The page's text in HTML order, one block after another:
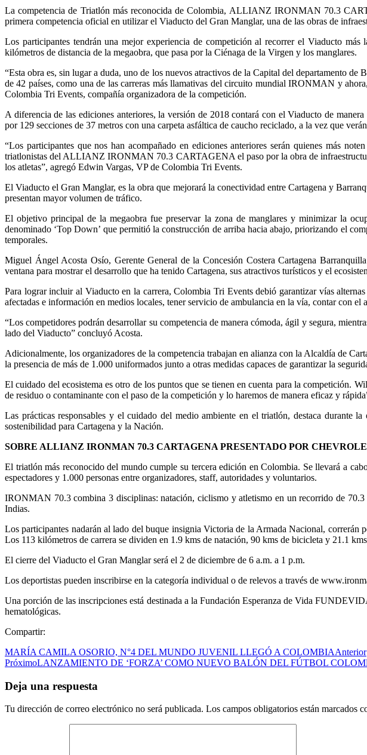
La competencia de Triatlón más reconocida de Colombia, ALLIANZ IRONMAN 70.3
primera competencia oficial en utilizar el Viaducto del Gran Manglar, una de las obras de
Los participantes tendrán una mejor experiencia de competición al recorrer el Viaducto
kilómetros de distancia de la megaobra, que pasa por la Ciénaga de la Virgen y los manglares.
“Esta obra es, sin lugar a duda, uno de los nuevos atractivos de la Capital del
de 42 países, como una de las carreras más llamativas del circuito mundial IRONMAN y
Colombia Tri Events, compañía organizadora de la competición.
A diferencia de las ediciones anteriores, la versión de 2018 contará con el Viaducto de
por 129 secciones de 37 metros con una carpeta asfáltica de caucho reciclado, a la vez que
“Los participantes que nos han acompañado en ediciones anteriores serán quienes más
triatlonistas del ALLIANZ IRONMAN 70.3 CARTAGENA el paso por la obra de
los atletas”, agregó Edwin Vargas, VP de Colombia Tri Events.
El Viaducto el Gran Manglar, es la obra que mejorará la conectividad entre Cartagena y
presentan mayor volumen de tráfico.
El objetivo principal de la megaobra fue preservar la zona de manglares y minimizar la
denominado ‘Top Down’ que permitió la construcción de arriba hacia abajo, priorizando el
temporales.
Miguel Ángel Acosta Osío, Gerente General de la Concesión Costera Cartagena
ventana para mostrar el desarrollo que ha tenido Cartagena, sus atractivos turísticos y el
Para lograr incluir al Viaducto en la carrera, Colombia Tri Events debió garantizar vías
afectadas e información en medios locales, tener servicio de ambulancia en la vía, contar con
“Los competidores podrán desarrollar su competencia de manera cómoda, ágil y segura,
lado del Viaducto” concluyó Acosta.
Adicionalmente, los organizadores de la competencia trabajan en alianza con la Alcaldía de
la presencia de más de 1.000 uniformados junto a otras medidas capaces de garantizar la
El cuidado del ecosistema es otro de los puntos que se tienen en cuenta para la competición.
de residuo o contaminante con el paso de la competición y lo haremos de manera eficaz y
Las prácticas responsables y el cuidado del medio ambiente en el triatlón, destaca
sostenibilidad para Cartagena y la Nación.
SOBRE ALLIANZ IRONMAN 70.3 CARTAGENA PRESENTADO POR
El triatlón más reconocido del mundo cumple su tercera edición en Colombia. Se llevará a
espectadores y 1.000 personas entre organizadores, staff, autoridades y voluntarios.
IRONMAN 70.3 combina 3 disciplinas: natación, ciclismo y atletismo en un recorrido de 70.3
Indias.
Los participantes nadarán al lado del buque insignia Victoria de la Armada Nacional, correrán
Los 113 kilómetros de carrera se dividen en 1.9 kms de natación, 90 kms de bicicleta y 21.1
El cierre del Viaducto el Gran Manglar será el 2 de diciembre de 6 a.m. a 1 p.m.
Los deportistas pueden inscribirse en la categoría individual o de relevos a través de
Una porción de las inscripciones está destinada a la Fundación Esperanza de Vida
hematológicas.
Compartir:
MARÍA CAMILA OSORIO, N°4 DEL MUNDO JUVENIL LLEGÓ A COLOMBIAAnterior
PróximoLANZAMIENTO DE ‘FORZA’ COMO NUEVO BALÓN DEL FÚTBOL
Deja una respuesta
Tu dirección de correo electrónico no será publicada. Los campos obligatorios están marcados